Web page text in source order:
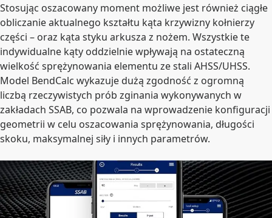
Stosując oszacowany moment możliwe jest również ciągłe
obliczanie aktualnego kształtu kąta krzywizny kołnierzy
części – oraz kąta styku arkusza z nożem. Wszystkie te
indywidualne kąty oddzielnie wpływają na ostateczną
wielkość sprężynowania elementu ze stali AHSS/UHSS.
Model BendCalc wykazuje dużą zgodność z ogromną
liczbą rzeczywistych prób zginania wykonywanych w
zakładach SSAB, co pozwala na wprowadzenie konfiguracji
geometrii w celu oszacowania sprężynowania, długości
skoku, maksymalnej siły i innych parametrów.